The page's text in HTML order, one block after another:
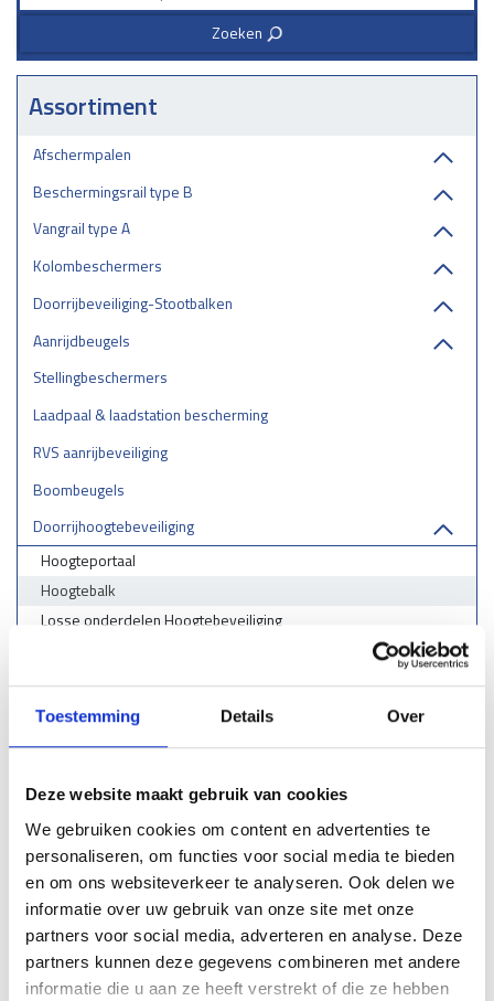
Toestemming Details Over
Deze website maakt gebruik van cookies
We gebruiken cookies om content en advertenties te
personaliseren, om functies voor social media te bieden
en om ons websiteverkeer te analyseren. Ook delen we
informatie over uw gebruik van onze site met onze
partners voor social media, adverteren en analyse. Deze
partners kunnen deze gegevens combineren met andere
informatie die u aan ze heeft verstrekt of die ze hebben
Zoeken 3
Assortiment
Afschermpalen
Beschermingsrail type B
Vangrail type A
Kolombeschermers
Doorrijbeveiliging-Stootbalken
Aanrijdbeugels
Stellingbeschermers
Laadpaal & laadstation bescherming
RVS aanrijbeveiliging
Boombeugels
Doorrijhoogtebeveiliging
Hoogteportaal
Hoogtebalk
Losse onderdelen Hoogtebeveiliging
Verkeersremmendmaatregelen - drempels/ruggen/parkeerstops
Gladheidsbestrijding
Belijning
Stootrand & Stootlijst
Straatmeubilair
Leuningen
Hekwerk
Kunststof barriers